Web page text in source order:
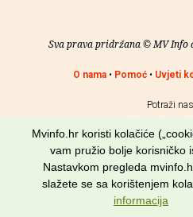
Sva prava pridržana © MV Info
O nama• Pomoć• Uvjeti
Potraži
Mvinfo.hr koristi kolačiće
vam pružio bolje korisničko
Nastavkom pregleda
slažete se sa korištenjem
informacija